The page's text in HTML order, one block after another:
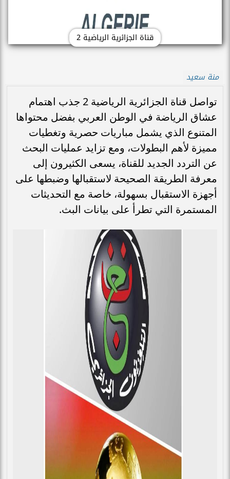
قناة الجزائرية الرياضية 2
منة سعيد
تواصل قناة الجزائرية الرياضية 2 جذب اهتمام
عشاق الرياضة في الوطن العربي بفضل محتواها
المتنوع الذي يشمل مباريات حصرية وتغطيات
مميزة لأهم البطولات، ومع تزايد عمليات البحث
عن التردد الجديد للقناة، يسعى الكثيرون إلى
معرفة الطريقة الصحيحة لاستقبالها وضبطها على
أجهزة الاستقبال بسهولة، خاصة مع التحديثات
المستمرة التي تطرأ على بيانات البث.